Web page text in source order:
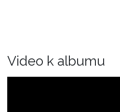
Video k albumu